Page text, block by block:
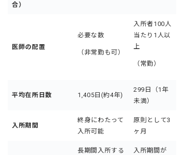
合）
医師の配置
必要な数
（非常勤も可）
入所者100人
当たり1人以
上
（常勤）
平均在所日数 1,405日(約4年)
299日（1年
未満）
入所期間
終身にわたって
入所可能
原則として3
ヶ月
長期間入所する
入所期間が